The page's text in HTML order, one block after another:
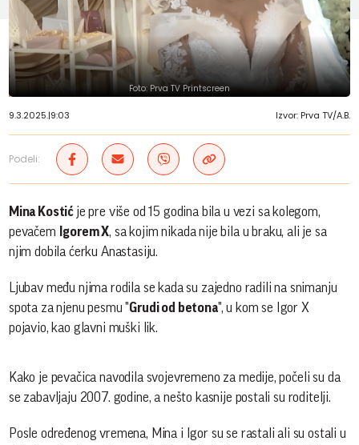
Foto: Prva TV Printscreen
9.3.2025.|9:03 Izvor: Prva TV/A.B.
Podeli:
Mina Kostić je pre više od 15 godina bila u vezi sa kolegom,
pevačem Igorem X, sa kojim nikada nije bila u braku, ali je sa
njim dobila ćerku Anastasiju.
Ljubav među njima rodila se kada su zajedno radili na snimanju
spota za njenu pesmu "Grudi od betona", u kom se Igor X
pojavio, kao glavni muški lik.
Kako je pevačica navodila svojevremeno za medije, počeli su da
se zabavljaju 2007. godine, a nešto kasnije postali su roditelji.
Posle određenog vremena, Mina i Igor su se rastali ali su ostali u